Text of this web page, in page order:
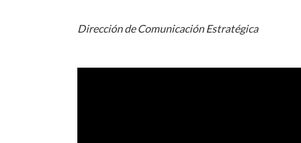
Dirección de Comunicación Estratégica